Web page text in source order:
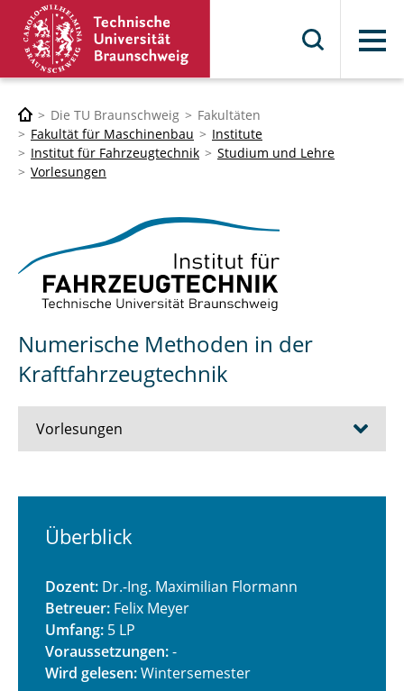
Menü
Die TU Braunschweig
Fakultäten
Fakultät für Maschinenbau
Institute
Institut für Fahrzeugtechnik
Studium und Lehre
Vorlesungen
Numerische Methoden in der
Kraftfahrzeugtechnik
Vorlesungen
Automatisiertes Fahren
Automobilbau (Teilmodul)
Fahrdynamik
Advanced Driver Assistance Systems
Überblick
Dozent: Dr.-Ing. Maximilian Flormann
Betreuer: Felix Meyer
Umfang: 5 LP
Voraussetzungen:-
Wird gelesen:Wintersemester